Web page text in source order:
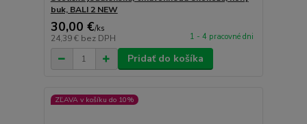
buk, BALI 2 NEW
30,00 €/ks
24,39 € bez DPH 1 - 4 pracovné dni
Pridať do košíka
ZĽAVA v košíku do 10%